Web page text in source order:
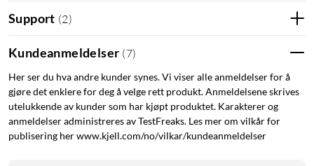
Support (2)
Kundeanmeldelser (7)
Her ser du hva andre kunder synes. Vi viser alle anmeldelser for å
gjøre det enklere for deg å velge rett produkt. Anmeldelsene skrives
utelukkende av kunder som har kjøpt produktet. Karakterer og
anmeldelser administreres av TestFreaks. Les mer om vilkår for
publisering her www.kjell.com/no/vilkar/kundeanmeldelser